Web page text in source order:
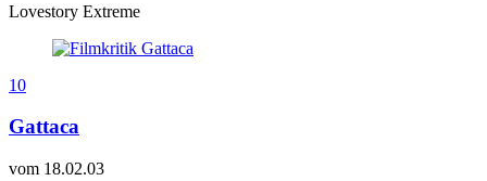
Lovestory Extreme
10
Gattaca
vom 18.02.03